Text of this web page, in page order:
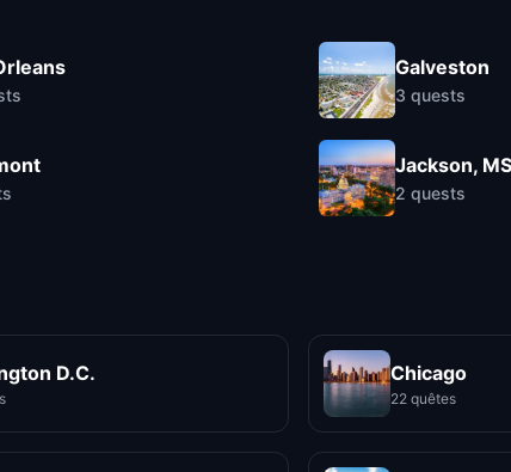
Galveston
3 quests
Jackson, MS
2 quests
D.C. Chicago
22 quêtes